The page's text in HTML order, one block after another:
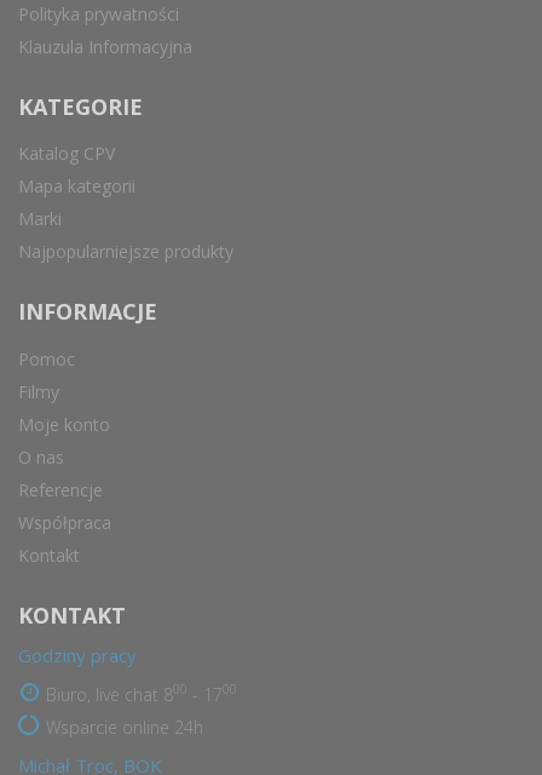
Polityka prywatności
Klauzula Informacyjna
KATEGORIE
Katalog CPV
Mapa kategorii
Marki
Najpopularniejsze produkty
INFORMACJE
Pomoc
Filmy
Moje konto
O nas
Referencje
Współpraca
Kontakt
KONTAKT
Godziny pracy
Biuro, live chat 8 - 17
Wsparcie online 24h
Michał Troc, BOK